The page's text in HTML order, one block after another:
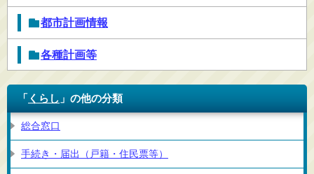
都市計画情報
各種計画等
「 くらし 」の他の分類
総合窓口
手続き・届出（戸籍・住民票等）